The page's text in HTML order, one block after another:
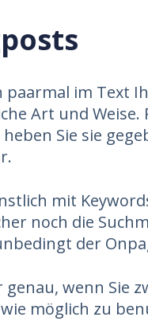
im Text
Art und Weise.
Sie sie
mit
noch die
der
genau, wenn Sie
möglich zu